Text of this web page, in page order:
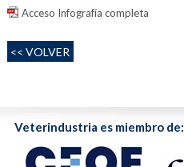
Acceso Infografía completa
<< VOLVER
Veterindustria es miembro de: